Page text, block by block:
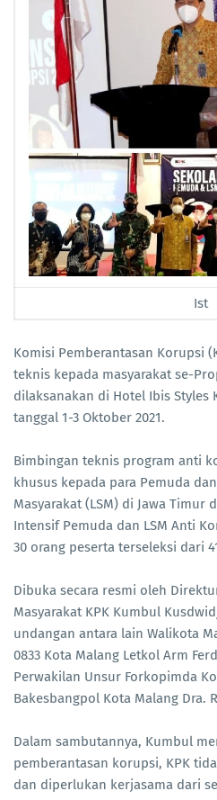
Ist
Komisi Pemberantasan Korupsi
teknis kepada masyarakat se-
dilaksanakan di Hotel Ibis Styles
tanggal 1-3 Oktober 2021.
Bimbingan teknis program anti
khusus kepada para Pemuda
Masyarakat (LSM) di Jawa Timur
Intensif Pemuda dan LSM Anti
30 orang peserta terseleksi dari
Dibuka secara resmi oleh
Masyarakat KPK Kumbul
undangan antara lain Walikota
0833 Kota Malang Letkol Arm
Perwakilan Unsur Forkopimda
Bakesbangpol Kota Malang Dra.
Dalam sambutannya, Kumbul
pemberantasan korupsi, KPK
dan diperlukan kerjasama dari